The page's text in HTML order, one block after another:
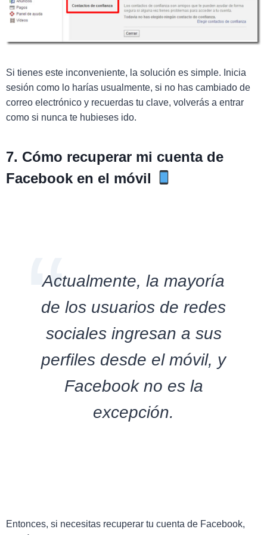
Si tienes este inconveniente, la solución es simple. Inicia
sesión como lo harías usualmente, si no has cambiado de
correo electrónico y recuerdas tu clave, volverás a entrar
como si nunca te hubieses ido.
7. Cómo recuperar mi cuenta de
Facebook en el móvil
Actualmente, la mayoría
de los usuarios de redes
sociales ingresan a sus
perfiles desde el móvil, y
Facebook no es la
excepción.
Entonces, si necesitas recuperar tu cuenta de Facebook,